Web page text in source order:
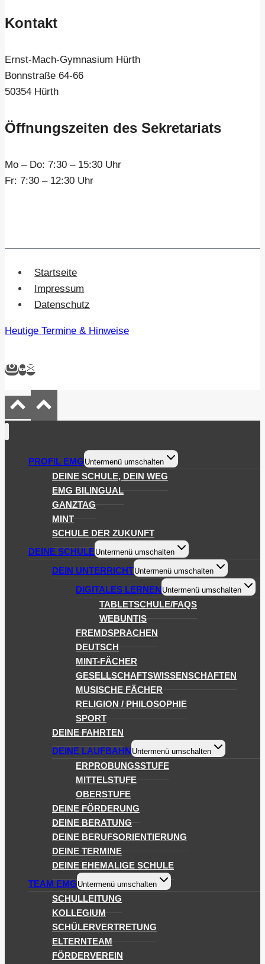
Kontakt
Ernst-Mach-Gymnasium Hürth
Bonnstraße 64-66
50354 Hürth
Öffnungszeiten des Sekretariats
Mo – Do: 7:30 – 15:30 Uhr
Fr: 7:30 – 12:30 Uhr
Startseite
Impressum
Datenschutz
Heutige Termine & Hinweise
PROFIL EMG Untermenü umschalten
DEINE SCHULE, DEIN WEG
EMG BILINGUAL
GANZTAG
MINT
SCHULE DER ZUKUNFT
DEINE SCHULEUntermenü umschalten
DEIN UNTERRICHTUntermenü umschalten
DIGITALES LERNEN Untermenü umschalten
TABLETSCHULE/FAQS
WEBUNTIS
FREMDSPRACHEN
DEUTSCH
MINT-FÄCHER
GESELLSCHAFTSWISSENSCHAFTEN
MUSISCHE FÄCHER
RELIGION / PHILOSOPHIE
SPORT
DEINE FAHRTEN
DEINE LAUFBAHN Untermenü umschalten
ERPROBUNGSSTUFE
MITTELSTUFE
OBERSTUFE
DEINE FÖRDERUNG
DEINE BERATUNG
DEINE BERUFSORIENTIERUNG
DEINE TERMINE
DEINE EHEMALIGE SCHULE
TEAM EMG Untermenü umschalten
SCHULLEITUNG
KOLLEGIUM
SCHÜLERVERTRETUNG
ELTERNTEAM
FÖRDERVEREIN